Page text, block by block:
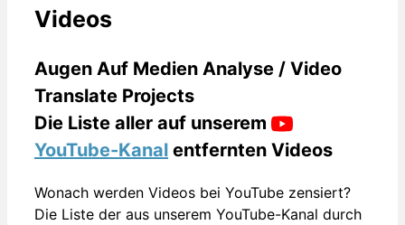
Videos
Augen Auf Medien Analyse / Video
Translate Projects
Die Liste aller auf unserem
YouTube-Kanal entfernten Videos
Wonach werden Videos bei YouTube zensiert?
Die Liste der aus unserem YouTube-Kanal durch